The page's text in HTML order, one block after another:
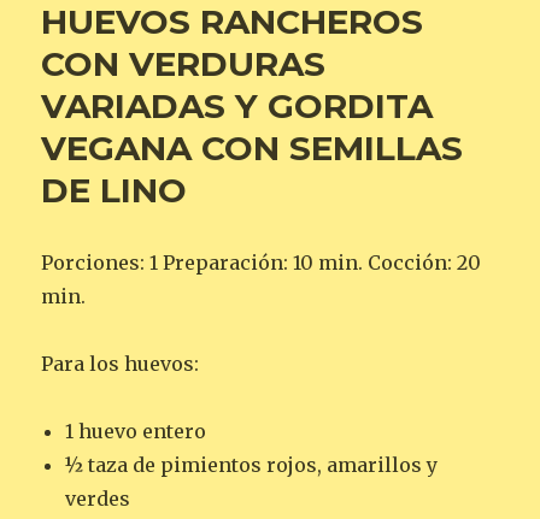
HUEVOS RANCHEROS
CON VERDURAS
VARIADAS Y GORDITA
VEGANA CON SEMILLAS
DE LINO
Porciones: 1 Preparación: 10 min. Cocción: 20
min.
Para los huevos:
1 huevo entero
½ taza de pimientos rojos, amarillos y
verdes